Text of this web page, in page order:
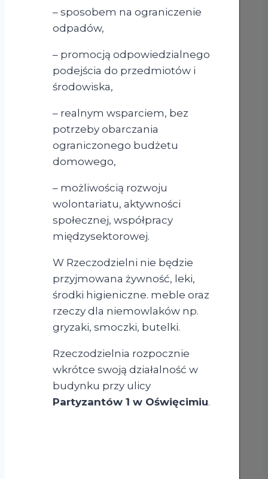
– sposobem na ograniczenie
odpadów,
– promocją odpowiedzialnego
podejścia do przedmiotów i
środowiska,
– realnym wsparciem, bez
potrzeby obarczania
ograniczonego budżetu
domowego,
– możliwością rozwoju
wolontariatu, aktywności
społecznej, współpracy
międzysektorowej.
W Rzeczodzielni nie będzie
przyjmowana żywność, leki,
środki higieniczne. meble oraz
rzeczy dla niemowlaków np.
gryzaki, smoczki, butelki.
Rzeczodzielnia rozpocznie
wkrótce swoją działalność w
budynku przy ulicy
Partyzantów 1 w Oświęcimiu.